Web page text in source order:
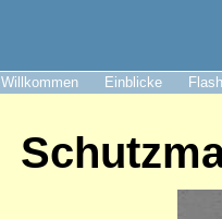
Willkommen Einblicke